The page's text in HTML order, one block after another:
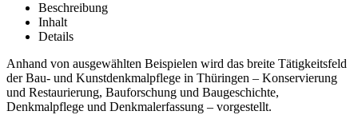
Beschreibung
Inhalt
Details
Anhand von ausgewählten Beispielen wird das breite Tätigkeitsfeld
der Bau- und Kunstdenkmalpflege in Thüringen – Konservierung
und Restaurierung, Bauforschung und Baugeschichte,
Denkmalpflege und Denkmalerfassung – vorgestellt.